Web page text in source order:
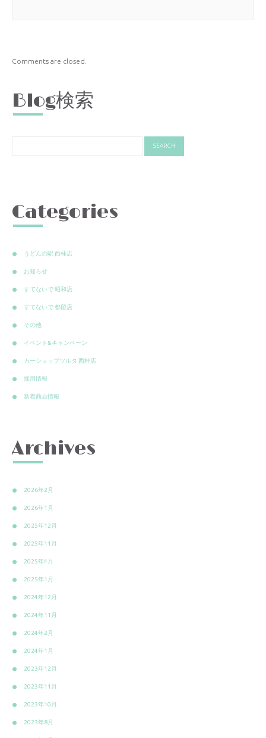
Comments are closed.
Blog検索
Categories
うどんの駅 西桂店
お知らせ
すてないで 昭和店
すてないで 都留店
その他
イベント&キャンペーン
カーショップツルタ 西桂店
採用情報
新着商品情報
Archives
2026年2月
2026年1月
2025年12月
2025年11月
2025年4月
2025年1月
2024年12月
2024年11月
2024年2月
2024年1月
2023年12月
2023年11月
2023年10月
2023年8月